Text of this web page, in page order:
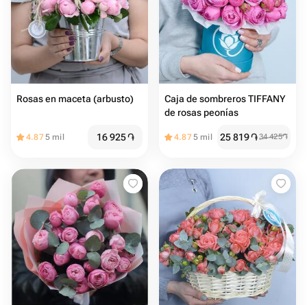
Rosas en maceta (arbusto)
4.875 mil 16 925֏
Caja de sombreros TIFFANY
de rosas peonías
4.875 mil 25 819֏34 425֏